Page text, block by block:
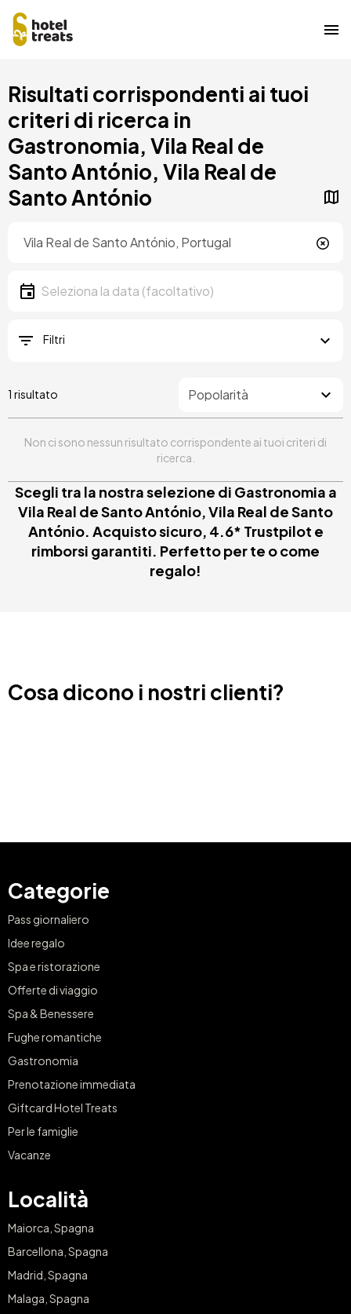
contenuto
principale
Risultati corrispondenti ai tuoi
criteri di ricerca in
Gastronomia, Vila Real de
Santo António, Vila Real de
Santo António
Data
Seleziona la data
Filtri
1 risultato
Non ci sono nessun risultato corrispondente ai tuoi criteri di
ricerca.
Scegli tra la nostra selezione di Gastronomia a
Vila Real de Santo António, Vila Real de Santo
António. Acquisto sicuro, 4.6* Trustpilot e
rimborsi garantiti. Perfetto per te o come
regalo!
Cosa dicono i nostri clienti?
Categorie
Pass giornaliero
Idee regalo
Spa e ristorazione
Offerte di viaggio
Spa & Benessere
Fughe romantiche
Gastronomia
Prenotazione immediata
Giftcard Hotel Treats
Per le famiglie
Vacanze
Località
Maiorca, Spagna
Barcellona, Spagna
Madrid, Spagna
Malaga, Spagna